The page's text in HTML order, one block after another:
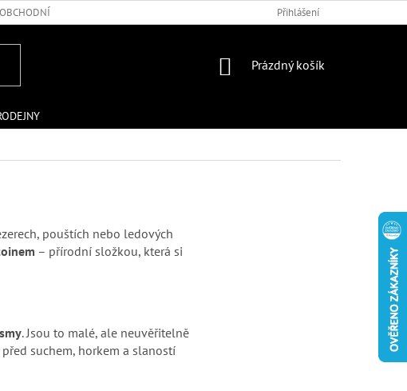
OBCHODNÍ PODMÍNKY Přihlášení
NÁKUPNÍ
Prázdný košík
pouštích nebo ledových
– přírodní složkou, která si
. Jsou to malé, ale neuvěřitelně
suchem, horkem a slaností